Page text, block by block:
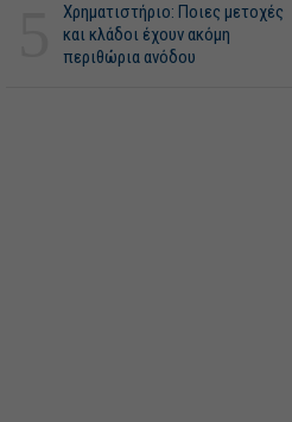
Χρηματιστήριο: Ποιες μετοχές
και κλάδοι έχουν ακόμη
περιθώρια ανόδου